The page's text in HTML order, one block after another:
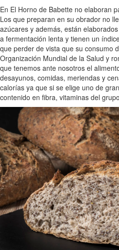
En El Horno de Babette no elaboran
Los que preparan en su obrador no
azúcares y además, están
a fermentación lenta y tienen un
que perder de vista que su consumo
Organización Mundial de la Salud y
que tenemos ante nosotros el
desayunos, comidas, meriendas y
calorías ya que si se elige uno de
contenido en fibra, vitaminas del